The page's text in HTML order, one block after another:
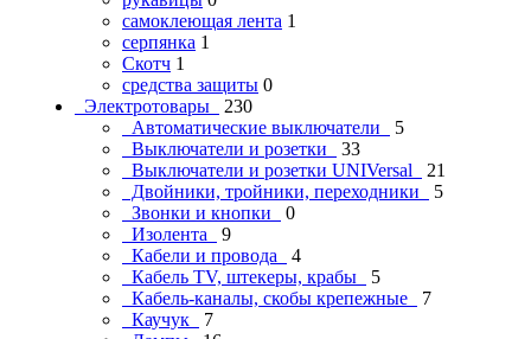
самоклеющая лента 1
серпянка 1
Скотч 1
средства защиты 0
Электротовары
230
Автоматические выключатели
5
Выключатели и розетки
33
Выключатели и розетки UNIVersal
21
Двойники, тройники, переходники
5
Звонки и кнопки
0
Изолента
9
Кабели и провода
4
Кабель TV, штекеры, крабы
5
Кабель-каналы, скобы крепежные
7
Каучук
7